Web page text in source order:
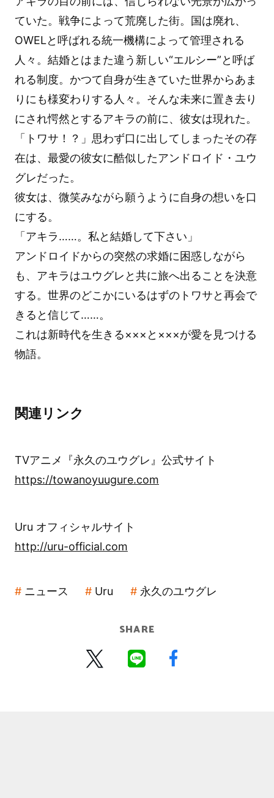
ていた。戦争によって荒廃した街。国は廃れ、
OWELと呼ばれる統一機構によって管理される
人々。結婚とはまた違う新しい“エルシー”と呼ば
れる制度。かつて自身が生きていた世界からあま
りにも様変わりする人々。そんな未来に置き去り
にされ愕然とするアキラの前に、彼女は現れた。
「トワサ！？」思わず口に出してしまったその存
在は、最愛の彼女に酷似したアンドロイド・ユウ
グレだった。
彼女は、微笑みながら願うように自身の想いを口
にする。
「アキラ……。私と結婚して下さい」
アンドロイドからの突然の求婚に困惑しながら
も、アキラはユウグレと共に旅へ出ることを決意
する。世界のどこかにいるはずのトワサと再会で
きると信じて……。
これは新時代を生きる×××と×××が愛を見つける
物語。
関連リンク
TVアニメ『永久のユウグレ』公式サイト
https://towanoyuugure.com
Uru オフィシャルサイト
http://uru-official.com
ニュース Uru 永久のユウグレ
SHARE